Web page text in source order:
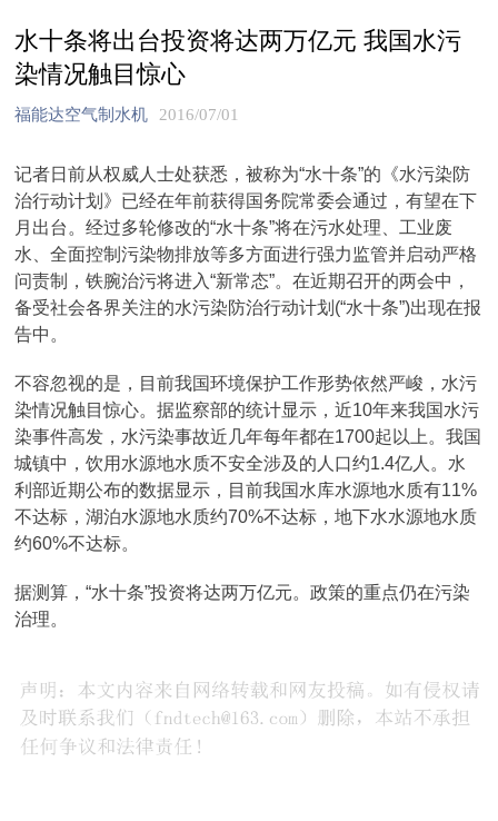
水十条将出台投资将达两万亿元 我国水污
染情况触目惊心
福能达空气制水机 2016/07/01
记者日前从权威人士处获悉，被称为“水十条”的《水污染防
治行动计划》已经在年前获得国务院常委会通过，有望在下
月出台。经过多轮修改的“水十条”将在污水处理、工业废
水、全面控制污染物排放等多方面进行强力监管并启动严格
问责制，铁腕治污将进入“新常态”。在近期召开的两会中，
备受社会各界关注的水污染防治行动计划(“水十条”)出现在报
告中。
不容忽视的是，目前我国环境保护工作形势依然严峻，水污
染情况触目惊心。据监察部的统计显示，近10年来我国水污
染事件高发，水污染事故近几年每年都在1700起以上。我国
城镇中，饮用水源地水质不安全涉及的人口约1.4亿人。水
利部近期公布的数据显示，目前我国水库水源地水质有11%
不达标，湖泊水源地水质约70%不达标，地下水水源地水质
约60%不达标。
据测算，“水十条”投资将达两万亿元。政策的重点仍在污染
治理。